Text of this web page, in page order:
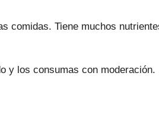
comidas. Tiene muchos
y los consumas con moderación.